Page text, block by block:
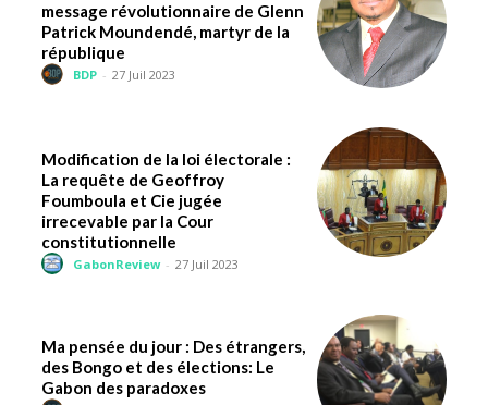
message révolutionnaire de Glenn
Patrick Moundendé, martyr de la
république
BDP - 27 Juil 2023
Modification de la loi électorale :
La requête de Geoffroy
Foumboula et Cie jugée
irrecevable par la Cour
constitutionnelle
GabonReview - 27 Juil 2023
Ma pensée du jour : Des étrangers,
des Bongo et des élections: Le
Gabon des paradoxes